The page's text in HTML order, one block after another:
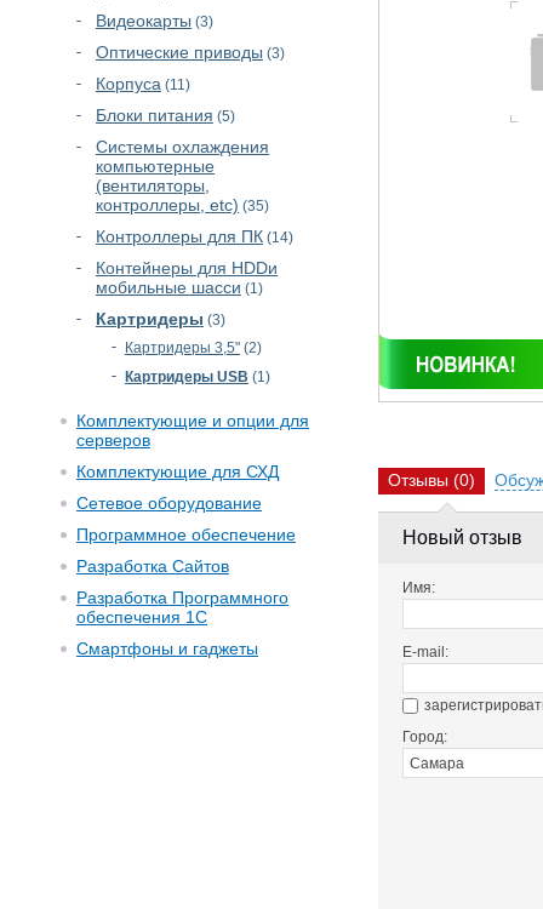
Видеокарты (3)
Оптические приводы (3)
Корпуса (11)
Блоки питания (5)
Cистемы охлаждения
компьютерные
(вентиляторы,
контроллеры, etc) (35)
Контроллеры для ПК (14)
Контейнеры для HDDи
мобильные шасси (1)
Картридеры (3)
Картридеры 3,5" (2)
Картридеры USB (1)
Комплектующие и опции для
серверов
Комплектующие для СХД
Сетевое оборудование
Программное обеспечение
Разработка Сайтов
Разработка Программного
обеспечения 1С
Смартфоны и гаджеты
Отзывы (0)
Новый отзыв
Имя:
E-mail:
Город: